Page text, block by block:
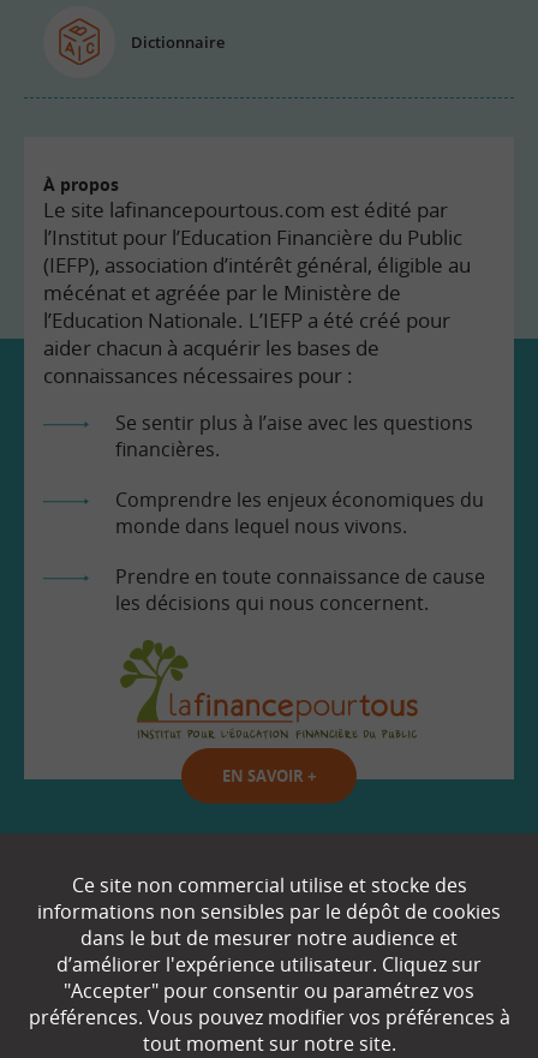
Dictionnaire
À propos
Le site lafinancepourtous.com est édité par
l’Institut pour l’Education Financière du Public
(IEFP), association d’intérêt général, éligible au
mécénat et agréée par le Ministère de
l’Education Nationale. L’IEFP a été créé pour
aider chacun à acquérir les bases de
connaissances nécessaires pour :
Se sentir plus à l’aise avec les questions
financières.
Comprendre les enjeux économiques du
monde dans lequel nous vivons.
Prendre en toute connaissance de cause
les décisions qui nous concernent.
EN SAVOIR +
Partenaires
Espace Presse
Plan du site
Ce site non commercial utilise et stocke des
informations non sensibles par le dépôt de cookies
dans le but de mesurer notre audience et
d’améliorer l'expérience utilisateur. Cliquez sur
"Accepter" pour consentir ou paramétrez vos
préférences. Vous pouvez modifier vos préférences à
tout moment sur notre site.